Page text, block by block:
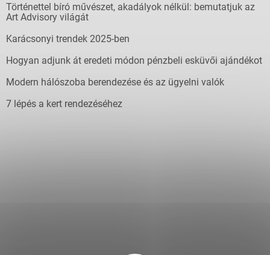
Történettel bíró művészet, akadályok nélkül: bemutatjuk az
Art Advisory világát
Karácsonyi trendek 2025-ben
Hogyan adjunk át eredeti módon pénzbeli esküvői ajándékot
Modern hálószoba berendezése és az ügyelni valók
7 lépés a kert rendezéséhez